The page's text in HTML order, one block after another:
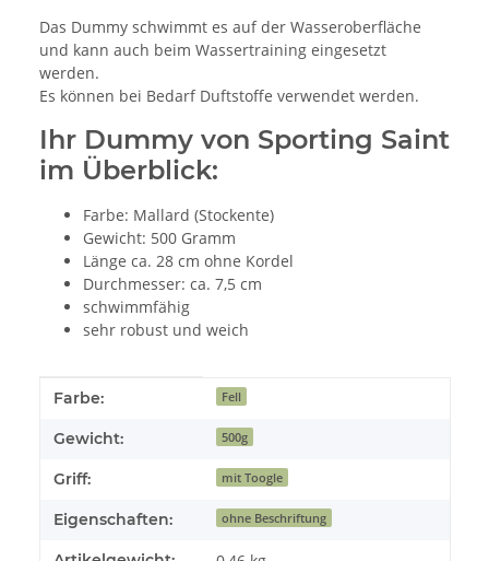
Das Dummy schwimmt es auf der Wasseroberfläche
und kann auch beim Wassertraining eingesetzt
werden.
Es können bei Bedarf Duftstoffe verwendet werden.
Ihr Dummy von Sporting Saint
im Überblick:
Farbe: Mallard (Stockente)
Gewicht: 500 Gramm
Länge ca. 28 cm ohne Kordel
Durchmesser: ca. 7,5 cm
schwimmfähig
sehr robust und weich
Produkteigenschaft
Wert
Farbe: Fell
Gewicht: 500g
Griff: mit Toogle
Eigenschaften: ohne Beschriftung